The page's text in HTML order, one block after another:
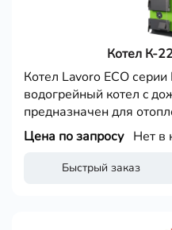
Котел К-
Котел Lavoro ECO серии
водогрейный котел c
предназначен для
Быстрый заказ
Цена по запросу Нет в